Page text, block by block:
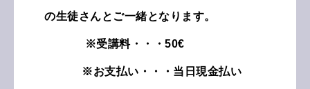
の生徒さんとご一緒となります。
※受講料・・・50€
※お支払い・・・当日現金払い